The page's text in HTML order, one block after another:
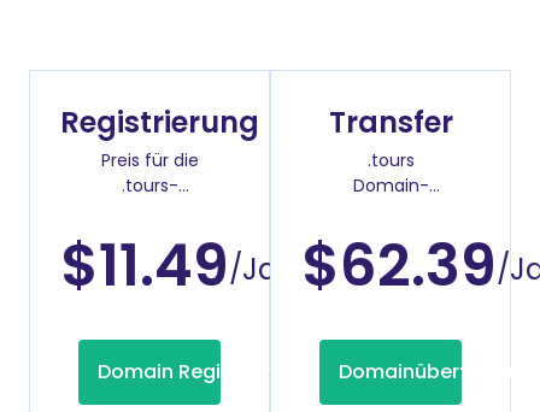
Registrierung
Preis für die
.tours-
$11.49/Jahr
Domain Registrierung
Transfer
.tours
Domain-
$62.39/
Domainübertragung